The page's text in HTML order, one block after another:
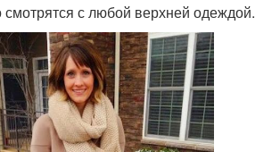
с любой верхней одеждой.